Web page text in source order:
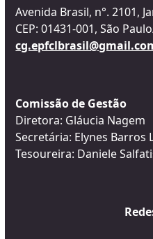
Avenida Brasil, n°. 2101,
CEP: 01431-001, São
Comissão de Gestão
Diretora: Gláucia Nagem
Secretária: Elynes Barros
Tesoureira: Daniele